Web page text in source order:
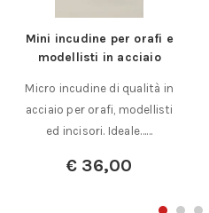
Mini incudine per orafi e
modellisti in acciaio
Micro incudine di qualità in
acciaio per orafi, modellisti
ed incisori. Ideale……
€ 36,00